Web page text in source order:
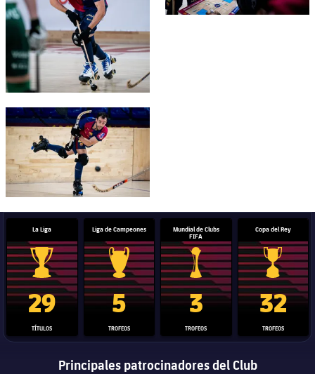
FC Barcelona club badge
La Liga
Trofeo de La Liga
29
TÍTULOS
Liga de Campeones
Trofeo de la Liga de Campeones
5
TROFEOS
Mundial de Clubs
FIFA
Trofeo del Mundial de
3
TROFEOS
Copa del Rey
Copa del
32
TROFEOS
Principales patrocinadores del Club